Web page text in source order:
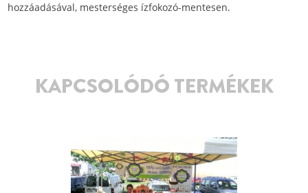
hozzáadásával, mesterséges ízfokozó-mentesen.
KAPCSOLÓDÓ TERMÉKEK